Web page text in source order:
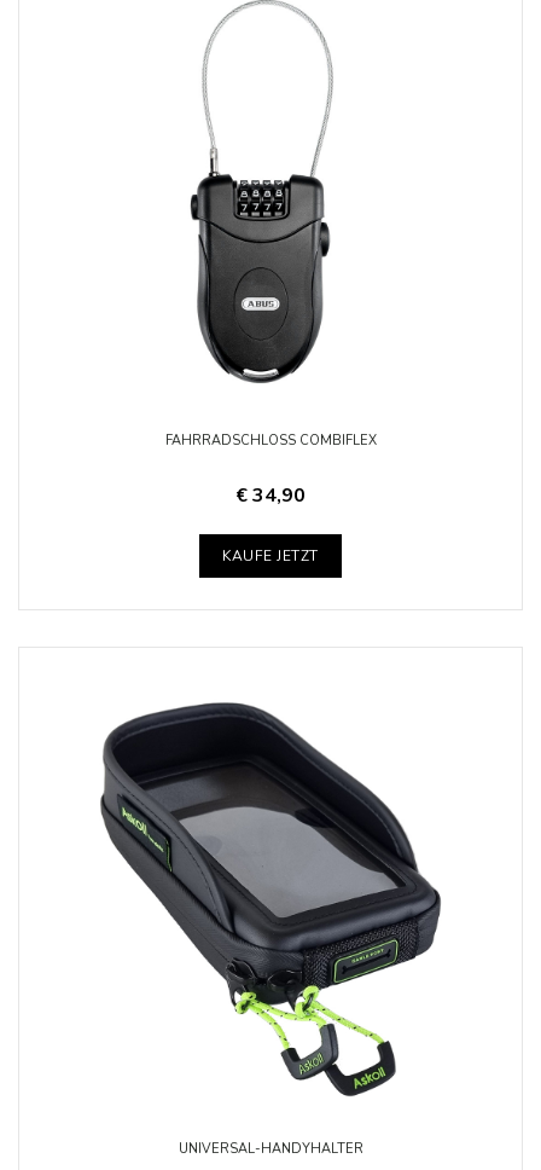
FAHRRADSCHLOSS COMBIFLEX
€ 34,90
KAUFE JETZT
UNIVERSAL-HANDYHALTER